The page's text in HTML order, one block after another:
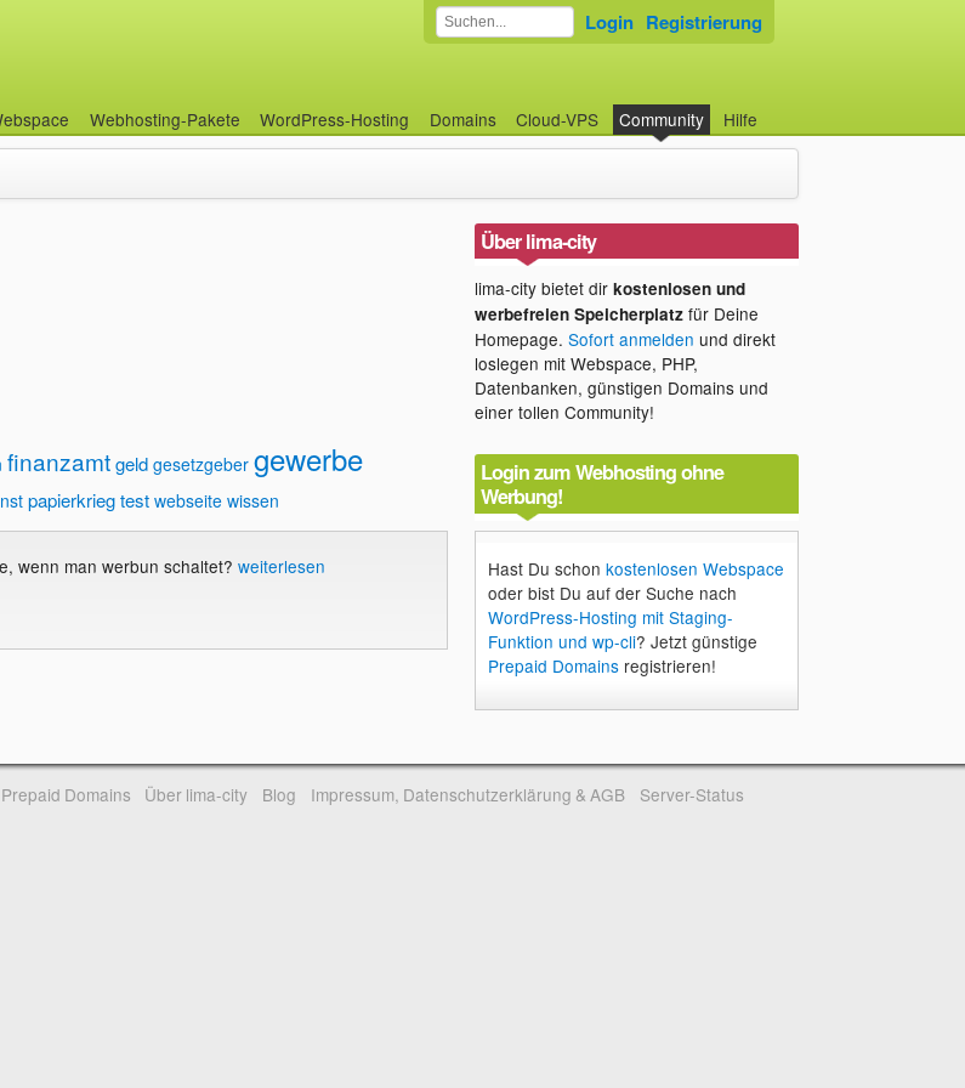
Webhosting-Pakete WordPress-Hosting Domains Cloud-VPS Community Hilfe
Login Registrierung
finanzamtgeld gesetzgeber gewerbe
papierkriegtest webseite wissen
wenn man werbun schaltet? weiterlesen
Über lima-city
lima-city bietet dir kostenlosen und
werbefreien Speicherplatzfür Deine
Homepage. Sofort anmelden und direkt
loslegen mit Webspace, PHP,
Datenbanken, günstigen Domains und
einer tollen Community!
Login zum Webhosting ohne
Werbung!
Hast Du schon kostenlosen Webspace
oder bist Du auf der Suche nach
WordPress-Hosting mit Staging-
Funktion und wp-cli? Jetzt günstige
Prepaid Domainsregistrieren!
Prepaid Domains Über lima-city Blog Impressum, Datenschutzerklärung & AGB Server-Status